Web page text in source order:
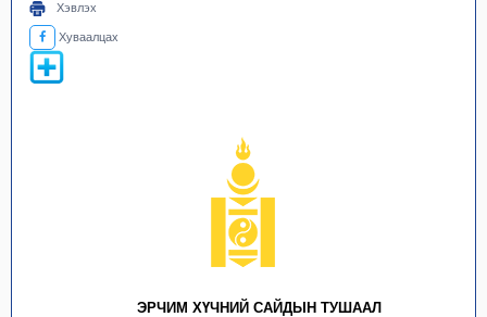
Хэвлэх
Хуваалцах
ЭРЧИМ ХҮЧНИЙ САЙДЫН ТУШААЛ